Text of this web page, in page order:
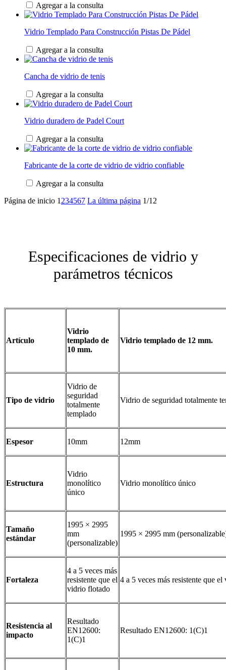
Agregar a la consulta
Vidrio Templado Para Construcción Pistas De Pádel
Agregar a la consulta
Cancha de vidrio de tenis
Agregar a la consulta
Vidrio duradero de Padel Court
Agregar a la consulta
Fabricante de la corte de vidrio de vidrio confiable
Agregar a la consulta
Página de inicio 1 234567 La última página 1/12
Especificaciones de vidrio y
parámetros técnicos
Artículo
Vidrio
templado de
10 mm.
Vidrio templado de 12 mm.
Tipo de vidrio
Vidrio de
seguridad
totalmente
templado
Vidrio de seguridad totalmente
Espesor 10mm 12mm
Estructura
Vidrio
monolítico
único
Vidrio monolítico único
Tamaño
estándar
1995 × 2995
mm
(personalizable)
1995 × 2995 mm
Fortaleza
4 a 5 veces más
resistente que el
vidrio flotado
4 a 5 veces más resistente que
Resistencia al
impacto
Resultado
EN12600:
1(C)1
Resultado EN12600: 1(C)1